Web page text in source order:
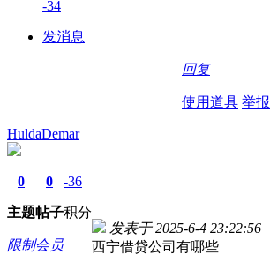
-34
发消息
回复
使用道具 举报
HuldaDemar
0
主题
0
帖子
-36
积分
限制会员
发表于 2025-6-4 23:22:56 |
西宁借贷公司有哪些